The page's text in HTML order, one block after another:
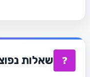
❓ שאלות